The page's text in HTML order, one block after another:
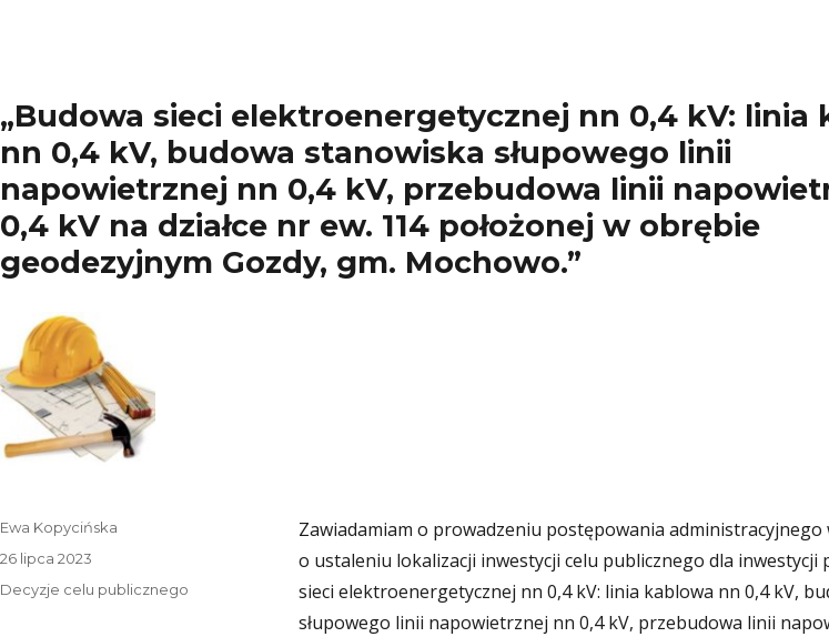
„Budowa sieci elektroenergetycznej nn 0,4 kV: linia
nn 0,4 kV, budowa stanowiska słupowego linii
napowietrznej nn 0,4 kV, przebudowa linii
0,4 kV na działce nr ew. 114 położonej w obrębie
geodezyjnym Gozdy, gm. Mochowo.”
Zawiadamiam o prowadzeniu postępowania administracyjnego
o ustaleniu lokalizacji inwestycji celu publicznego dla inwestycji
sieci elektroenergetycznej nn 0,4 kV: linia kablowa nn 0,4 kV,
słupowego linii napowietrznej nn 0,4 kV, przebudowa linii
Autor
Ewa Kopycińska
Data
publikacji
26 lipca 2023
Kategorie
Decyzje celu publicznego